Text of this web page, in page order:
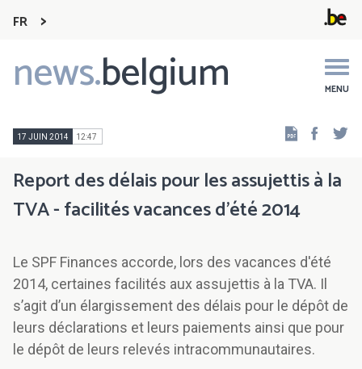
FR
news.belgium MENU
Main
navigation
17 JUIN 2014 12:47
Report des délais pour les assujettis à la
TVA - facilités vacances d’été 2014
Le SPF Finances accorde, lors des vacances d'été
2014, certaines facilités aux assujettis à la TVA. Il
s’agit d’un élargissement des délais pour le dépôt de
leurs déclarations et leurs paiements ainsi que pour
le dépôt de leurs relevés intracommunautaires.